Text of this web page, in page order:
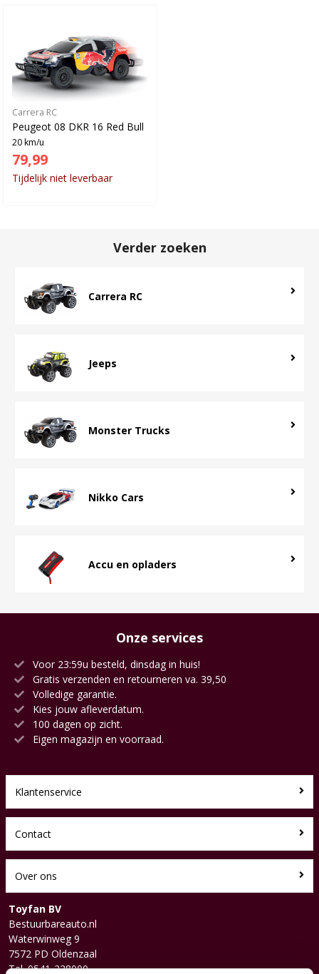
Carrera RC
Peugeot 08 DKR 16 Red Bull
20 km/u
79,99
Tijdelijk niet leverbaar
Verder zoeken
Carrera RC
Jeeps
Monster Trucks
Nikko Cars
Accu en opladers
Onze services
Voor 23:59u besteld, dinsdag in huis!
Gratis verzenden en retourneren va. 39,50
Volledige garantie.
Kies jouw afleverdatum.
100 dagen op zicht.
Eigen magazijn en voorraad.
Klantenservice
Contact
Over ons
Toyfan BV
Bestuurbareauto.nl
Waterwinweg 9
7572 PD Oldenzaal
Tel. 0541-228000